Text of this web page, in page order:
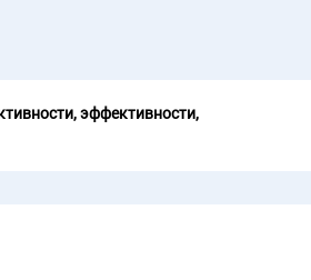
эффективности,